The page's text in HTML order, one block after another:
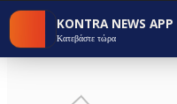
KONTRA NEWS APP
Κατεβάστε τώρα